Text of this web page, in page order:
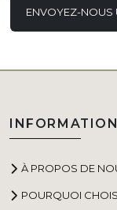
ENVOYEZ-NOUS
À PROPOS DE
POURQUOI